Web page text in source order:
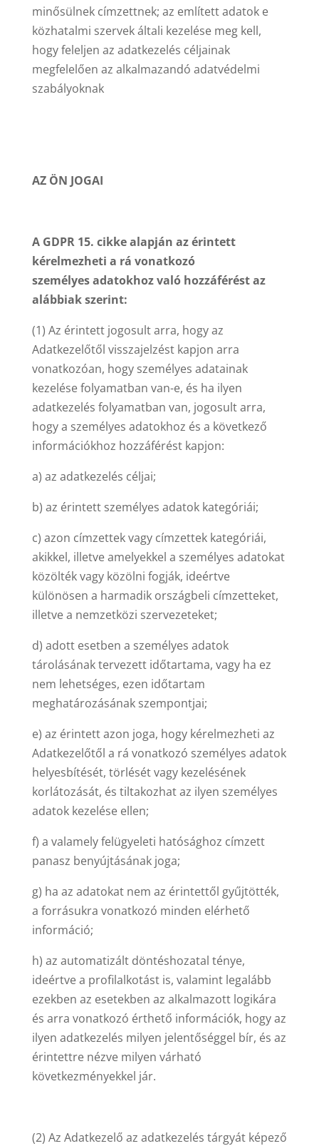
minősülnek címzettnek; az említett adatok e
közhatalmi szervek általi kezelése meg kell,
hogy feleljen az adatkezelés céljainak
megfelelően az alkalmazandó adatvédelmi
szabályoknak
AZ ÖN JOGAI
A GDPR 15. cikke alapján az érintett
kérelmezheti a rá vonatkozó
személyes adatokhoz való hozzáférést az
alábbiak szerint:
(1) Az érintett jogosult arra, hogy az
Adatkezelőtől visszajelzést kapjon arra
vonatkozóan, hogy személyes adatainak
kezelése folyamatban van-e, és ha ilyen
adatkezelés folyamatban van, jogosult arra,
hogy a személyes adatokhoz és a következő
információkhoz hozzáférést kapjon:
a) az adatkezelés céljai;
b) az érintett személyes adatok kategóriái;
c) azon címzettek vagy címzettek kategóriái,
akikkel, illetve amelyekkel a személyes adatokat
közölték vagy közölni fogják, ideértve
különösen a harmadik országbeli címzetteket,
illetve a nemzetközi szervezeteket;
d) adott esetben a személyes adatok
tárolásának tervezett időtartama, vagy ha ez
nem lehetséges, ezen időtartam
meghatározásának szempontjai;
e) az érintett azon joga, hogy kérelmezheti az
Adatkezelőtől a rá vonatkozó személyes adatok
helyesbítését, törlését vagy kezelésének
korlátozását, és tiltakozhat az ilyen személyes
adatok kezelése ellen;
f) a valamely felügyeleti hatósághoz címzett
panasz benyújtásának joga;
g) ha az adatokat nem az érintettől gyűjtötték,
a forrásukra vonatkozó minden elérhető
információ;
h) az automatizált döntéshozatal ténye,
ideértve a profilalkotást is, valamint legalább
ezekben az esetekben az alkalmazott logikára
és arra vonatkozó érthető információk, hogy az
ilyen adatkezelés milyen jelentőséggel bír, és az
érintettre nézve milyen várható
következményekkel jár.
(2) Az Adatkezelő az adatkezelés tárgyát képező